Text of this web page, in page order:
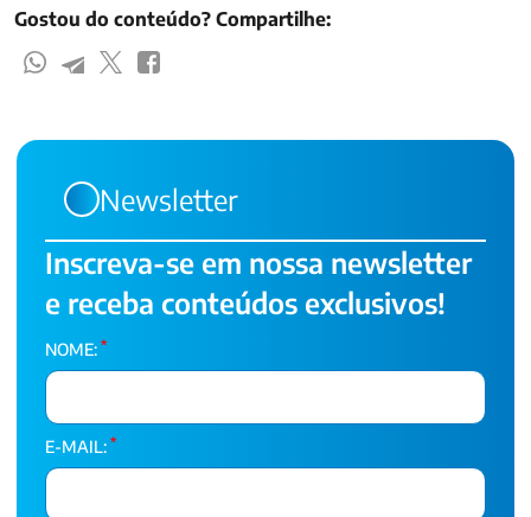
Gostou do conteúdo? Compartilhe:
Newsletter
Inscreva-se em nossa newsletter
e receba conteúdos exclusivos!
NOME: *
E-MAIL: *